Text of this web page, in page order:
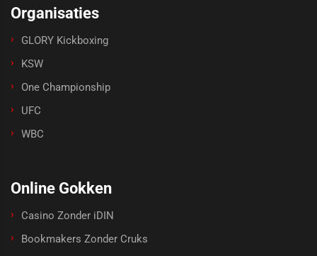
Organisaties
GLORY Kickboxing
KSW
One Championship
UFC
WBC
Online Gokken
Casino Zonder iDIN
Bookmakers Zonder Cruks